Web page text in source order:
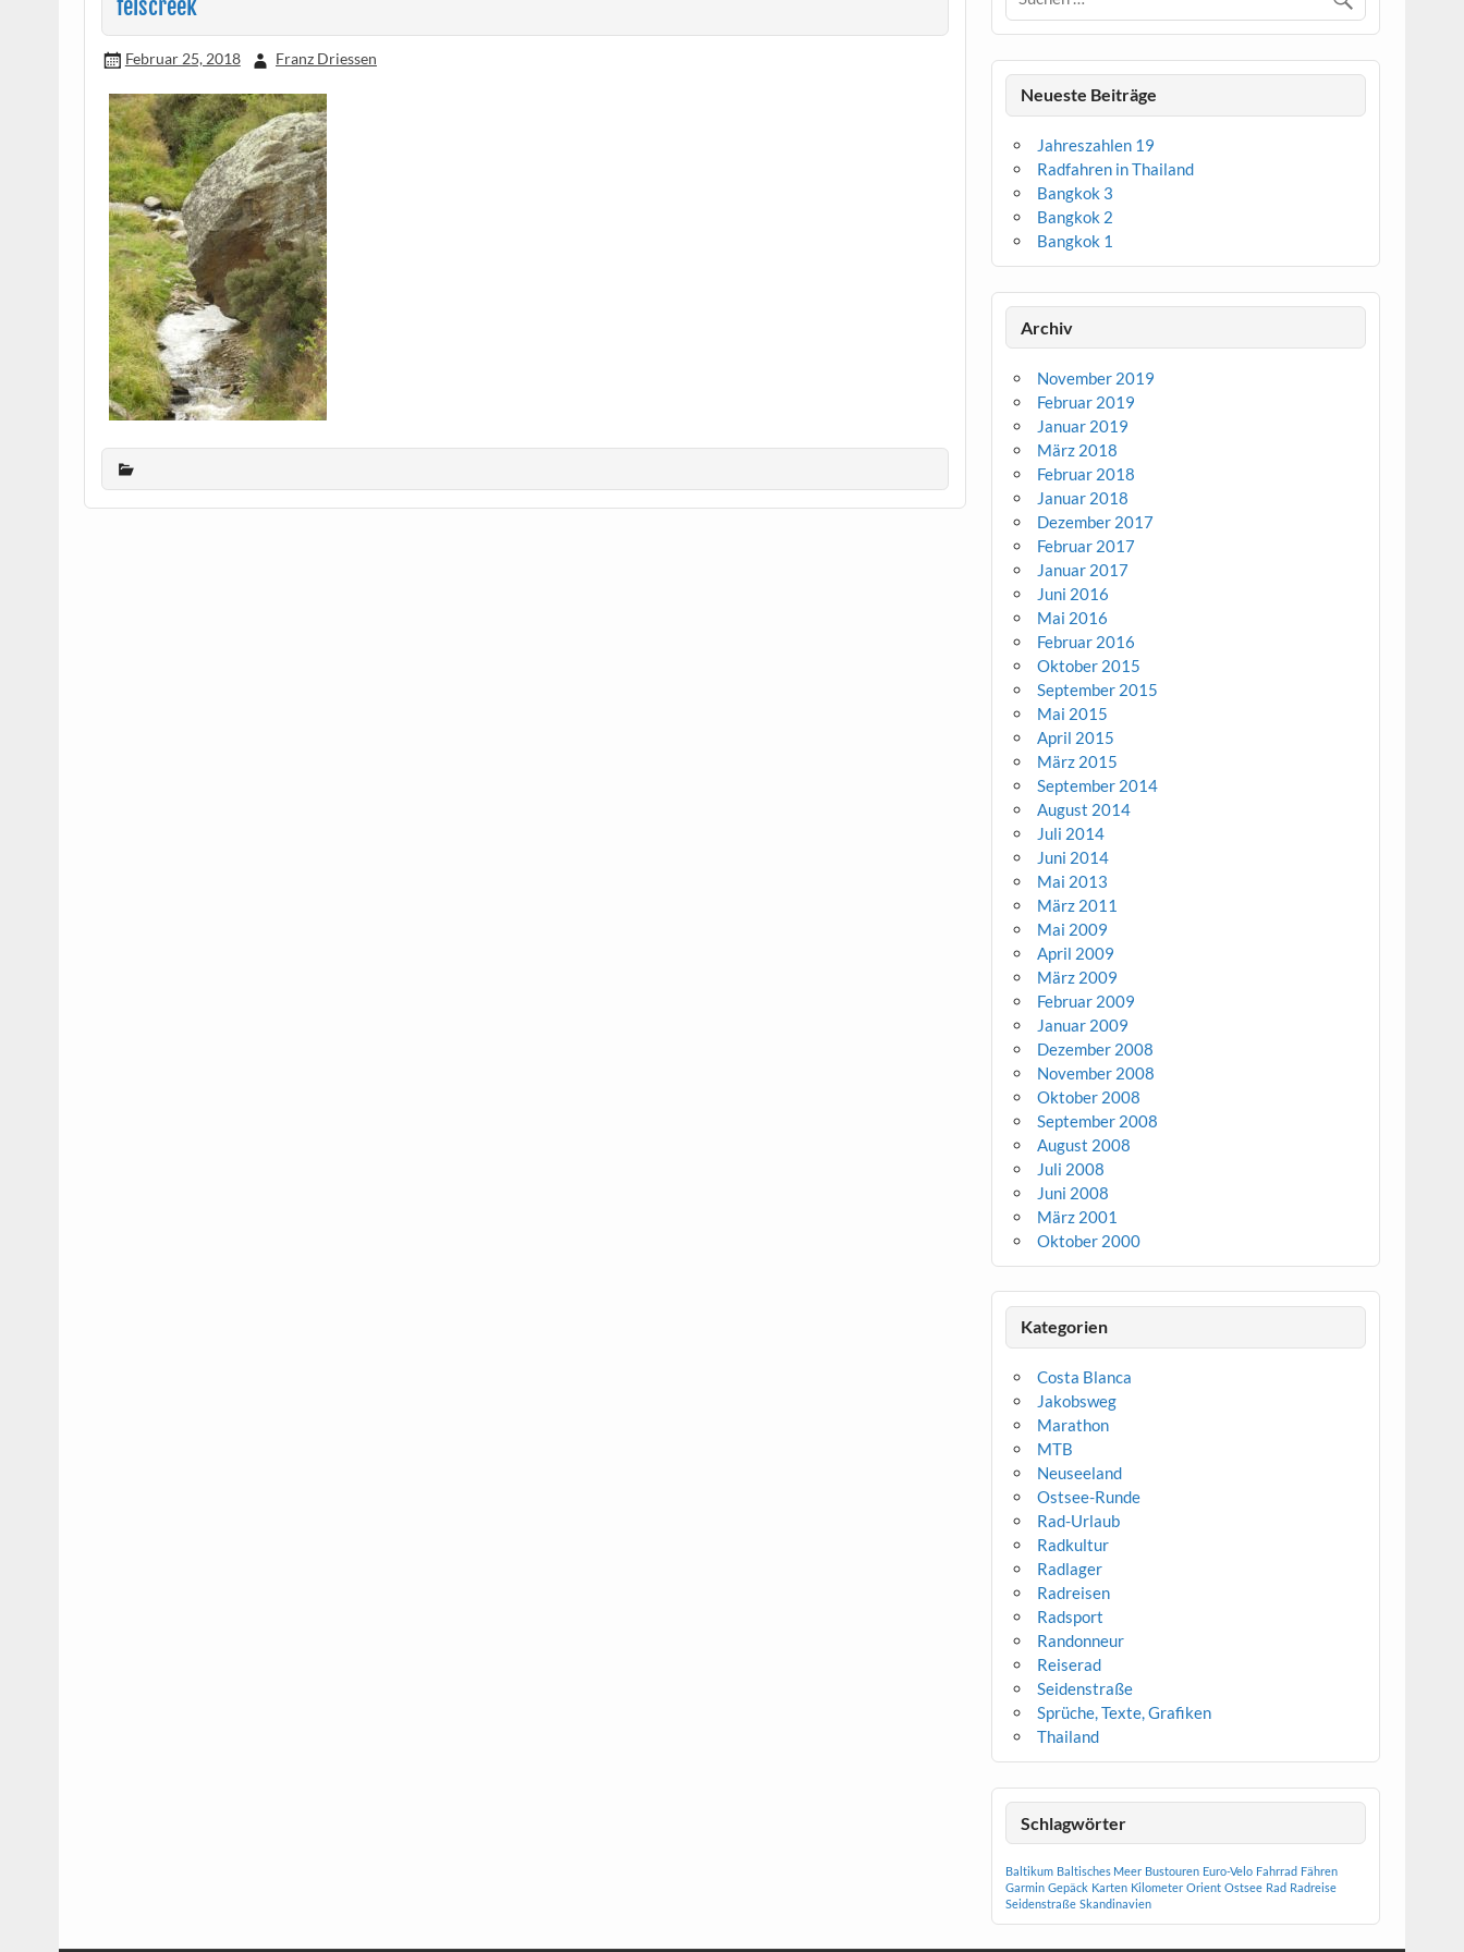
felscreek
Februar 25, 2018 Franz Driessen
Neueste Beiträge
Jahreszahlen 19
Radfahren in Thailand
Bangkok 3
Bangkok 2
Bangkok 1
Archiv
November 2019
Februar 2019
Januar 2019
März 2018
Februar 2018
Januar 2018
Dezember 2017
Februar 2017
Januar 2017
Juni 2016
Mai 2016
Februar 2016
Oktober 2015
September 2015
Mai 2015
April 2015
März 2015
September 2014
August 2014
Juli 2014
Juni 2014
Mai 2013
März 2011
Mai 2009
April 2009
März 2009
Februar 2009
Januar 2009
Dezember 2008
November 2008
Oktober 2008
September 2008
August 2008
Juli 2008
Juni 2008
März 2001
Oktober 2000
Kategorien
Costa Blanca
Jakobsweg
Marathon
MTB
Neuseeland
Ostsee-Runde
Rad-Urlaub
Radkultur
Radlager
Radreisen
Radsport
Randonneur
Reiserad
Seidenstraße
Sprüche, Texte, Grafiken
Thailand
Schlagwörter
Baltikum Baltisches Meer Bustouren Euro-Velo Fahrrad Fähren
Garmin Gepäck Karten Kilometer Orient Ostsee Rad Radreise
Seidenstraße Skandinavien